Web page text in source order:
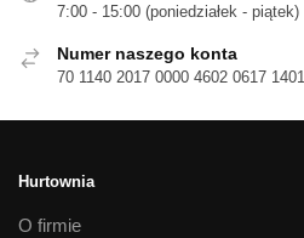
7:00 - 15:00 (poniedziałek - piątek)
Numer naszego konta
70 1140 2017 0000 4602 0617 1401
Hurtownia
O firmie